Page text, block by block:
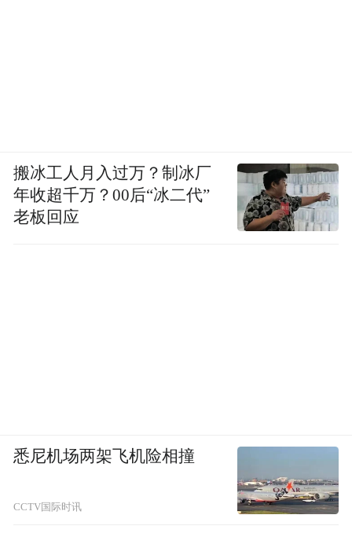
搬冰工人月入过万？制冰厂
年收超千万？00后“冰二代”
老板回应
悉尼机场两架飞机险相撞
CCTV国际时讯